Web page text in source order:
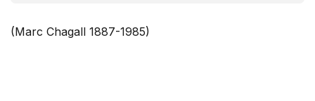
(Marc Chagall 1887-1985)